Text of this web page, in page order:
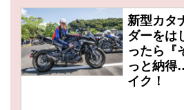
新型カタ
ダーをは
ったら『
っと納
イク！